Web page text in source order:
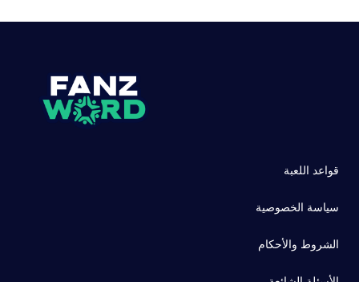
قواعد اللعبة
سياسة الخصوصية
الشروط والأحكام